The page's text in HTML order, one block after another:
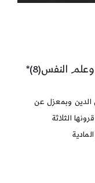
وعلم النفس(8)*
الدين وبمعزل عن
الثلاثة